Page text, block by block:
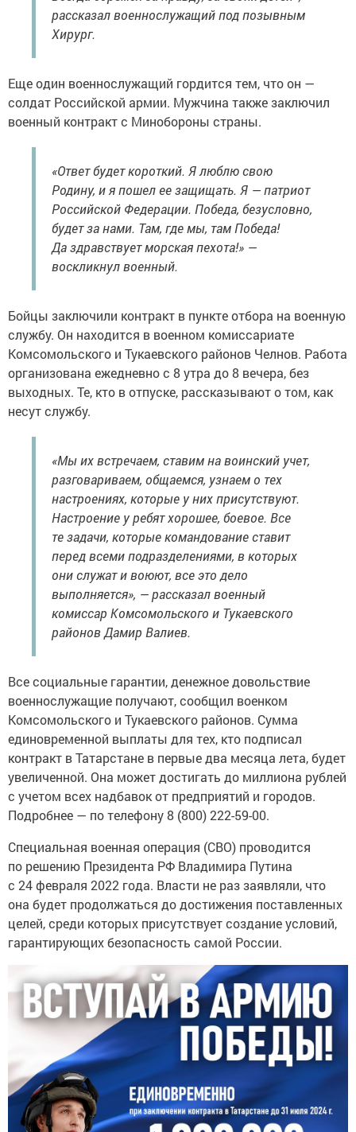
рассказал военнослужащий под позывным
Хирург.
Еще один военнослужащий гордится тем, что он —
солдат Российской армии. Мужчина также заключил
военный контракт с Минобороны страны.
«Ответ будет короткий. Я люблю свою
Родину, и я пошел ее защищать. Я — патриот
Российской Федерации. Победа, безусловно,
будет за нами. Там, где мы, там Победа!
Да здравствует морская пехота!» —
воскликнул военный.
Бойцы заключили контракт в пункте отбора на военную
службу. Он находится в военном комиссариате
Комсомольского и Тукаевского районов Челнов. Работа
организована ежедневно с 8 утра до 8 вечера, без
выходных. Те, кто в отпуске, рассказывают о том, как
несут службу.
«Мы их встречаем, ставим на воинский учет,
разговариваем, общаемся, узнаем о тех
настроениях, которые у них присутствуют.
Настроение у ребят хорошее, боевое. Все
те задачи, которые командование ставит
перед всеми подразделениями, в которых
они служат и воюют, все это дело
выполняется», — рассказал военный
комиссар Комсомольского и Тукаевского
районов Дамир Валиев.
Все социальные гарантии, денежное довольствие
военнослужащие получают, сообщил военком
Комсомольского и Тукаевского районов. Сумма
единовременной выплаты для тех, кто подписал
контракт в Татарстане в первые два месяца лета, будет
увеличенной. Она может достигать до миллиона рублей
с учетом всех надбавок от предприятий и городов.
Подробнее — по телефону 8 (800) 222-59-00.
Специальная военная операция (СВО) проводится
по решению Президента РФ Владимира Путина
с 24 февраля 2022 года. Власти не раз заявляли, что
она будет продолжаться до достижения поставленных
целей, среди которых присутствует создание условий,
гарантирующих безопасность самой России.